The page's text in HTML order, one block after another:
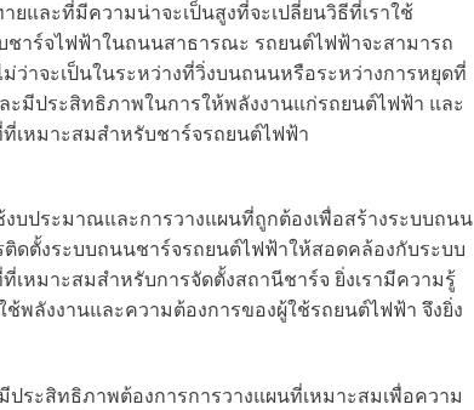
และที่มีความน่าจะเป็นสูงที่จะเปลี่ยนวิธีที่เราใช้
ชาร์จไฟฟ้าในถนนสาธารณะ รถยนต์ไฟฟ้าจะสามารถ
ว่าจะเป็นในระหว่างที่วิ่งบนถนนหรือระหว่างการหยุดที่
มีประสิทธิภาพในการให้พลังงานแก่รถยนต์ไฟฟ้า และ
เหมาะสมสำหรับชาร์จรถยนต์ไฟฟ้า
บประมาณและการวางแผนที่ถูกต้องเพื่อสร้างระบบถนน
ดตั้งระบบถนนชาร์จรถยนต์ไฟฟ้าให้สอดคล้องกับระบบ
หมาะสมสำหรับการจัดตั้งสถานีชาร์จ ยิ่งเรามีความรู้
ช้พลังงานและความต้องการของผู้ใช้รถยนต์ไฟฟ้า จึงยิ่ง
ระสิทธิภาพต้องการการวางแผนที่เหมาะสมเพื่อความ